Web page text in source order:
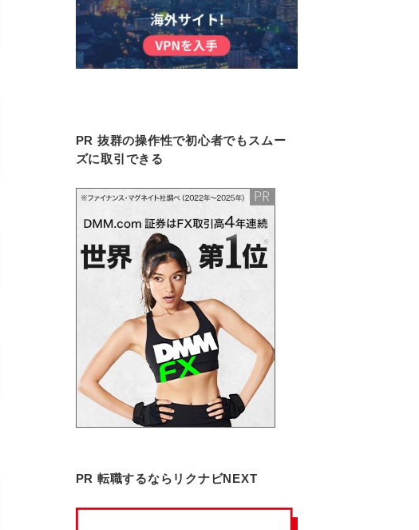
PR 抜群の操作性で初心者でもスムー
ズに取引できる
PR 転職するならリクナビNEXT